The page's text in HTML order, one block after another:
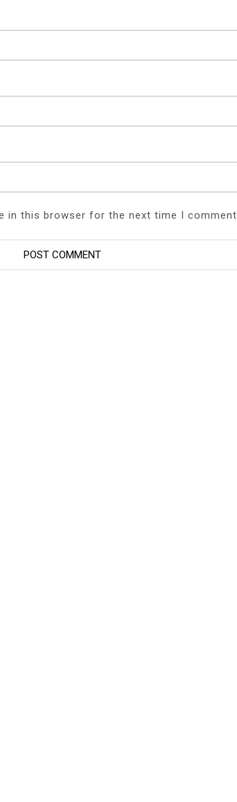
in this browser for the next time I comment.